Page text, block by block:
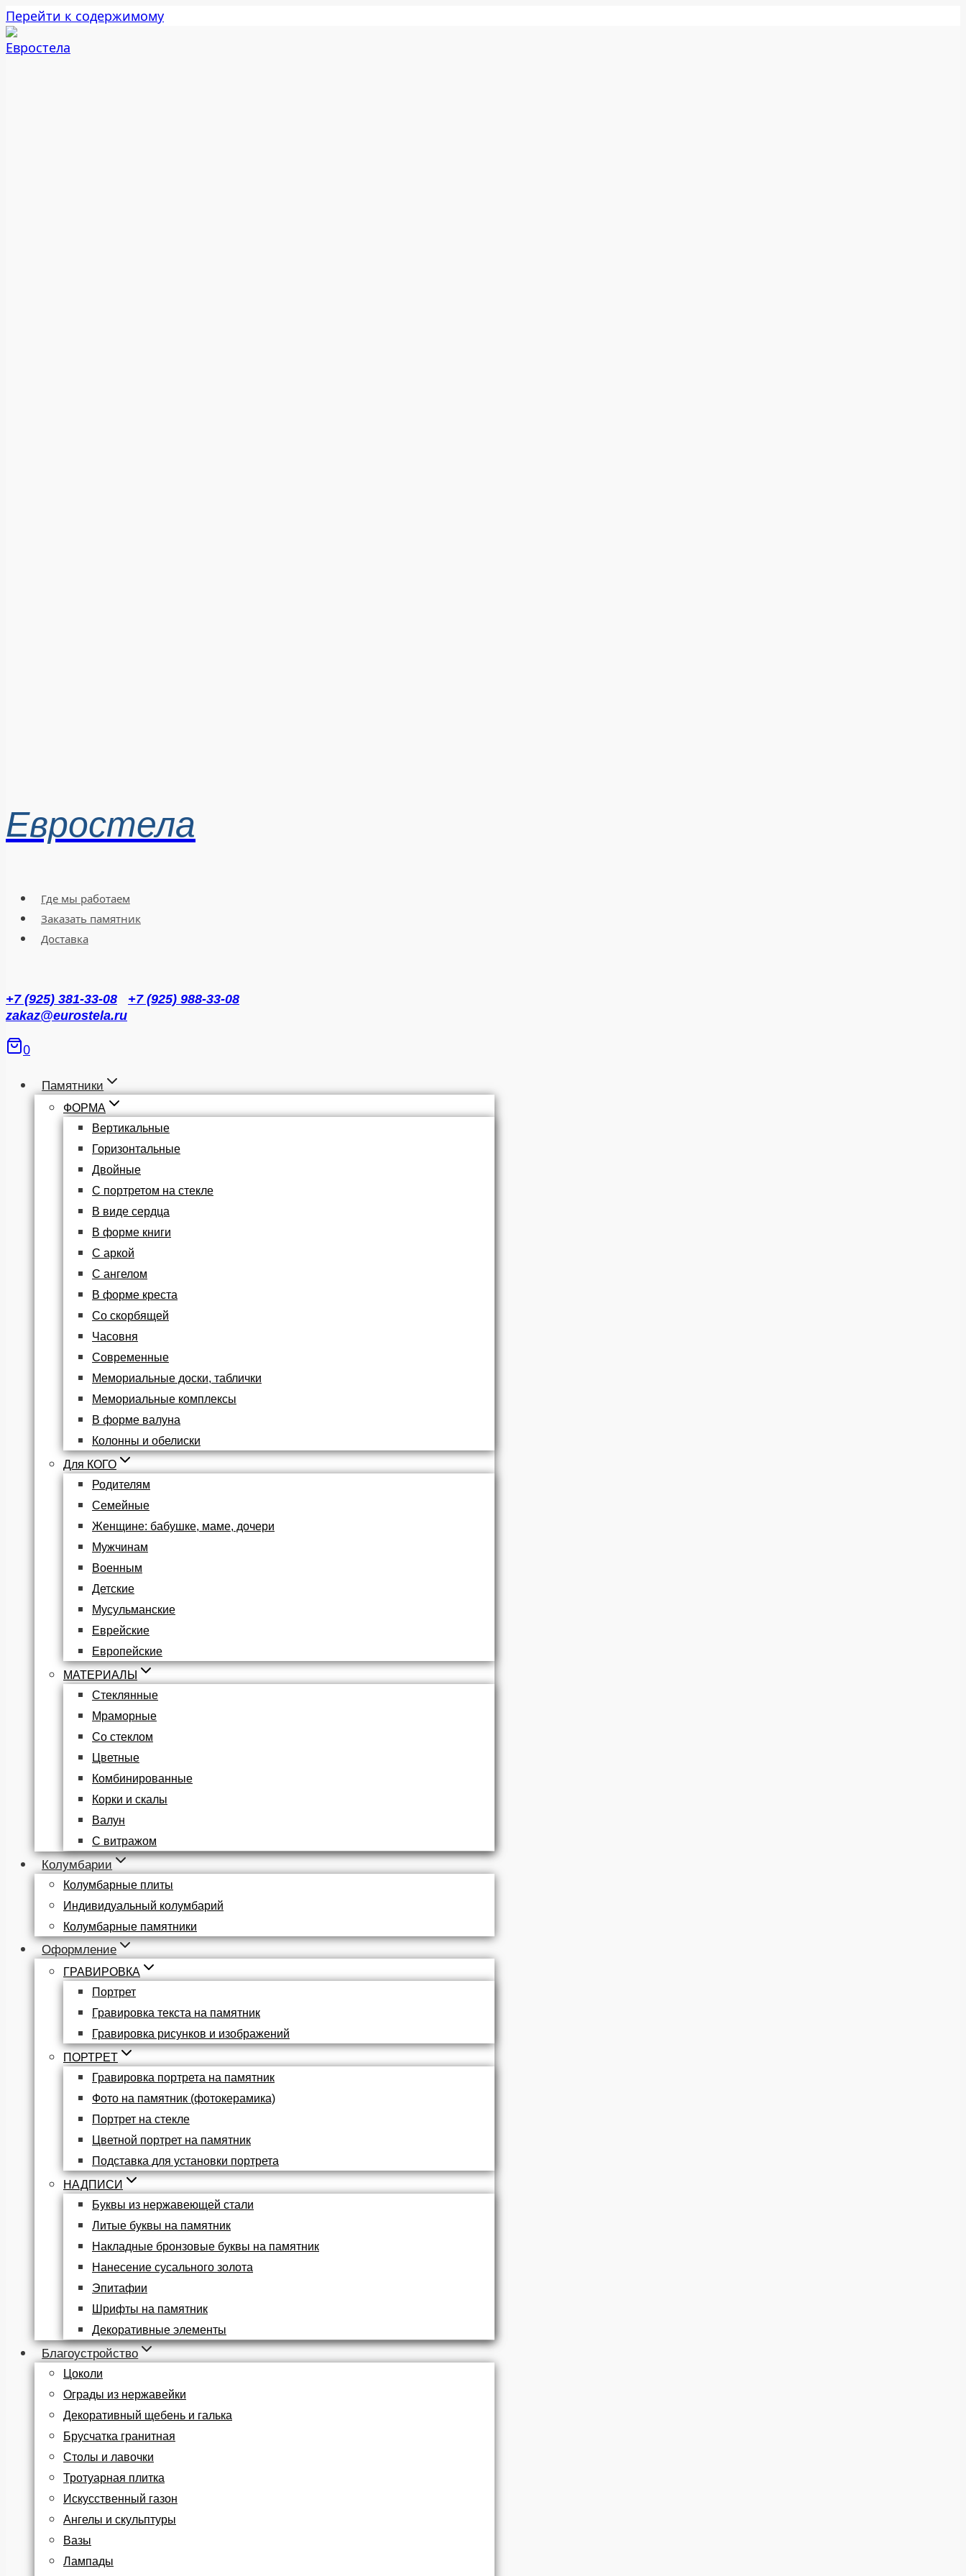
Перейти к содержимому
Евростела
Где мы работаем
Заказать памятник
Доставка
+7 (925) 381-33-08
+7 (925) 988-33-08
zakaz@eurostela.ru
0
Памятники
ФОРМА
Вертикальные
Горизонтальные
Двойные
С портретом на стекле
В виде сердца
В форме книги
С аркой
С ангелом
В форме креста
Со скорбящей
Часовня
Современные
Мемориальные доски, таблички
Мемориальные комплексы
В форме валуна
Колонны и обелиски
Для КОГО
Родителям
Семейные
Женщине: бабушке, маме, дочери
Мужчинам
Военным
Детские
Мусульманские
Еврейские
Европейские
МАТЕРИАЛЫ
Стеклянные
Мраморные
Со стеклом
Цветные
Комбинированные
Корки и скалы
Валун
С витражом
Колумбарии
Колумбарные плиты
Индивидуальный колумбарий
Колумбарные памятники
Оформление
ГРАВИРОВКА
Портрет
Гравировка текста на памятник
Гравировка рисунков и изображений
ПОРТРЕТ
Гравировка портрета на памятник
Фото на памятник (фотокерамика)
Портрет на стекле
Цветной портрет на памятник
Подставка для установки портрета
НАДПИСИ
Буквы из нержавеющей стали
Литые буквы на памятник
Накладные бронзовые буквы на памятник
Нанесение сусального золота
Эпитафии
Шрифты на памятник
Декоративные элементы
Благоустройство
Цоколи
Ограды из нержавейки
Декоративный щебень и галька
Брусчатка гранитная
Столы и лавочки
Тротуарная плитка
Искусственный газон
Ангелы и скульптуры
Вазы
Лампады